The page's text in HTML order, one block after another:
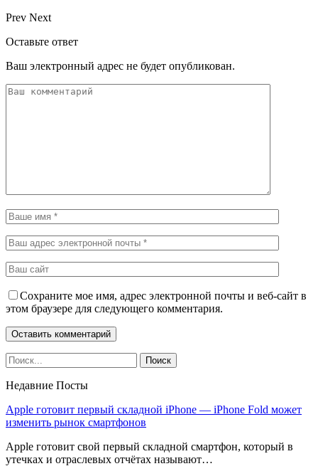
Prev Next
Оставьте ответ
Ваш электронный адрес не будет опубликован.
Сохраните мое имя, адрес электронной почты и веб-сайт в
этом браузере для следующего комментария.
Недавние Посты
Apple готовит первый складной iPhone — iPhone Fold может
изменить рынок смартфонов
Apple готовит свой первый складной смартфон, который в
утечках и отраслевых отчётах называют…